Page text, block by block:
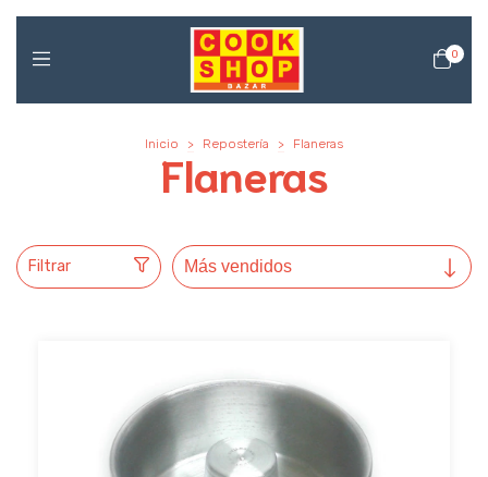
0
Inicio > Repostería > Flaneras
Flaneras
Filtrar